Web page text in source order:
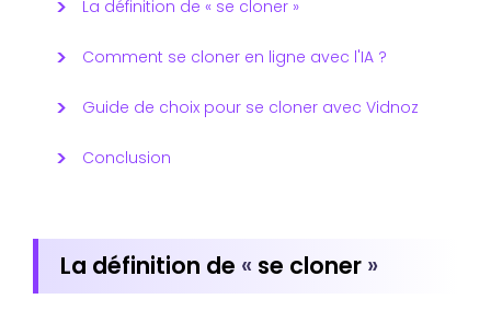
La définition de « se cloner »
Comment se cloner en ligne avec l'IA ?
Guide de choix pour se cloner avec Vidnoz
Conclusion
La définition de « se cloner »